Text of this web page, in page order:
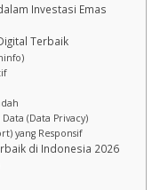
Investasi Emas
Terbaik
(Data Privacy)
yang Responsif
di Indonesia 2026